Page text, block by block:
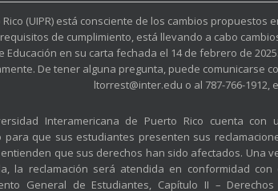
(UIPR) está consciente de los cambios
de cumplimiento, está llevando a cabo
en su carta fechada el 14 de febrero de
De tener alguna pregunta, puede comunicarse
ltorrest@inter.edu o al 787-766-
Interamericana de Puerto Rico cuenta con
para que sus estudiantes presenten sus
que sus derechos han sido afectados. Una
la reclamación será atendida en conformidad con
General de Estudiantes, Capítulo II –